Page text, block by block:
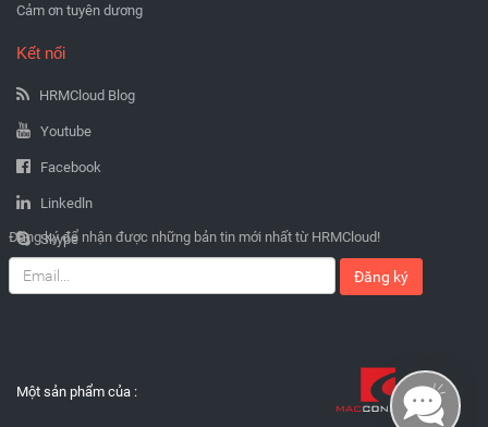
Cảm ơn tuyên dương
Kết nối
HRMCloud Blog
Youtube
Facebook
Linkedln
Skype
Đăng ký để nhận được những bản tin mới nhất từ HRMCloud!
Đăng ký
Một sản phẩm của :